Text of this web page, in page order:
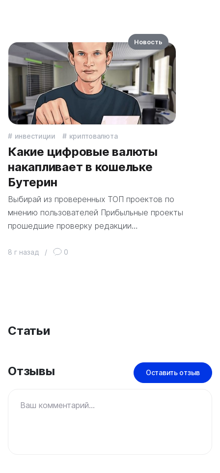
инвестиции криптовалюта
Какие цифровые валюты
накапливает в кошельке
Бутерин
Выбирай из проверенных ТОП проектов по
мнению пользователей Прибыльные проекты
прошедшие проверку редакции…
8 г назад / 0
Новость
Статьи
Отзывы Оставить отзыв
Ваш комментарий...